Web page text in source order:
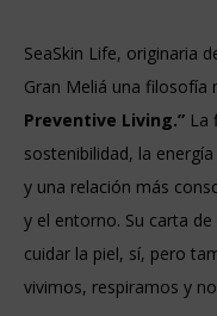
SeaSkin Life, originaria
Gran Meliá una filosofía
Preventive Living.” La
sostenibilidad, la
y una relación más
y el entorno. Su carta
cuidar la piel, sí, pero
vivimos, respiramos y